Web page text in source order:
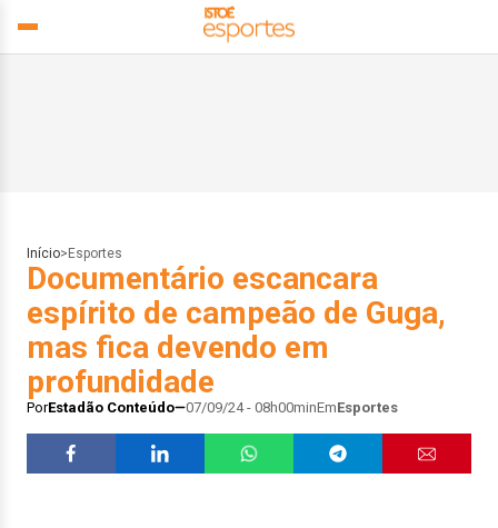
Início> Esportes
Documentário escancara
espírito de campeão de Guga,
mas fica devendo em
profundidade
PorEstadão Conteúdo 07/09/24 - 08h00minEmEsportes